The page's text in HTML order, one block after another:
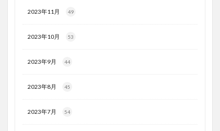
2023年11月 49
2023年10月 53
2023年9月 44
2023年8月 45
2023年7月 54